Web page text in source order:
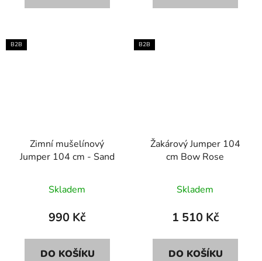
B2B
Zimní mušelínový
Jumper 104 cm - Sand
Skladem
990 Kč
DO KOŠÍKU
B2B
Žakárový Jumper 104
cm Bow Rose
Skladem
1 510 Kč
DO KOŠÍKU